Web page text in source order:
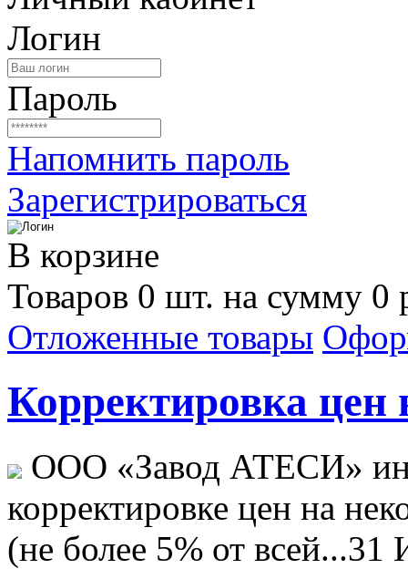
Логин
Пароль
Напомнить пароль
Зарегистрироваться
В корзине
Товаров 0 шт. на сумму 0
Отложенные товары
Корректировка цен
ООО «Завод АТЕСИ»
корректировке цен на
(не более 5% от всей...31